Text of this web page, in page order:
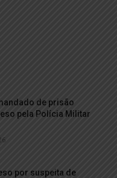
de prisão
pela Polícia Militar
por suspeita de